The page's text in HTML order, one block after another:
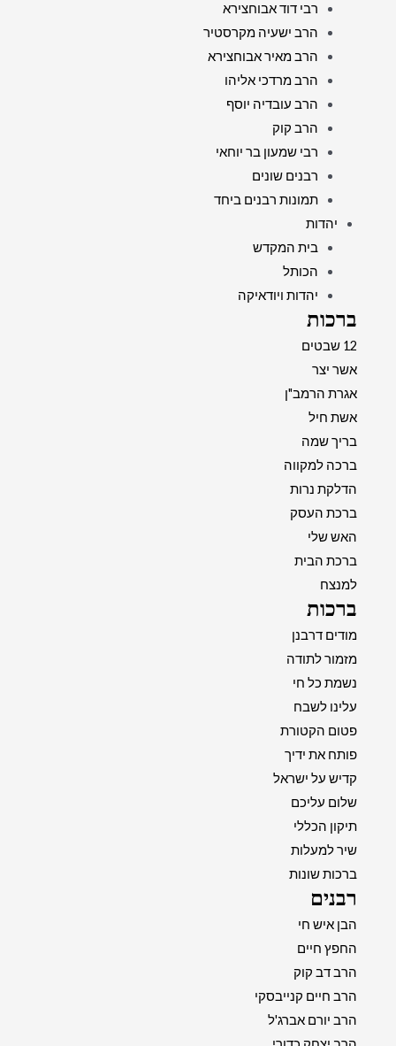
רבי דוד אבוחצירא
הרב ישעיה מקרסטיר
הרב מאיר אבוחצירא
הרב מרדכי אליהו
הרב עובדיה יוסף
הרב קוק
רבי שמעון בר יוחאי
רבנים שונים
תמונות רבנים ביחד
יהדות
בית המקדש
הכותל
יהדות ויודאיקה
ברכות
12 שבטים
אשר יצר
אגרת הרמב"ן
אשת חיל
בריך שמה
ברכה למקווה
הדלקת נרות
ברכת העסק
האש שלי
ברכת הבית
למנצח
ברכות
מודים דרבנן
מזמור לתודה
נשמת כל חי
עלינו לשבח
פטום הקטורת
פותח את ידיך
קדיש על ישראל
שלום עליכם
תיקון הכללי
שיר למעלות
ברכות שונות
רבנים
הבן איש חי
החפץ חיים
הרב דב קוק
הרב חיים קנייבסקי
הרב יורם אברג'ל